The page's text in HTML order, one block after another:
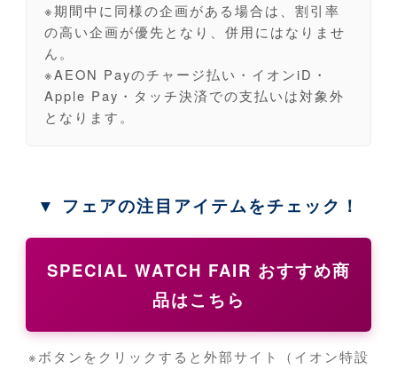
※期間中に同様の企画がある場合は、割引率
の高い企画が優先となり、併用にはなりませ
ん。
※AEON Payのチャージ払い・イオンiD・
Apple Pay・タッチ決済での支払いは対象外
となります。
▼ フェアの注目アイテムをチェック！
SPECIAL WATCH FAIR おすすめ商
品はこちら
※ボタンをクリックすると外部サイト（イオン特設